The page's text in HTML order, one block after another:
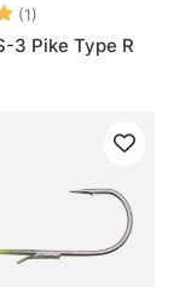
(1)
3 Pike Type R